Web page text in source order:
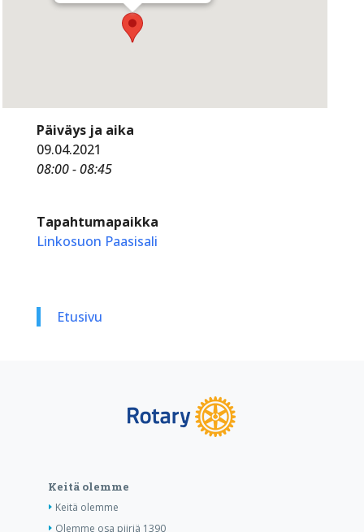
Päiväys ja aika
09.04.2021
08:00 - 08:45
Tapahtumapaikka
Linkosuon Paasisali
Etusivu
Keitä olemme
Keitä olemme
Olemme osa piiriä 1390